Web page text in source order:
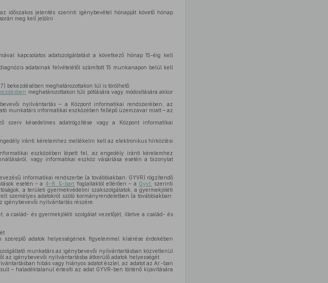
időszakos jelentés szerinti igénybevétel hónapját követő hónap
meg kell jelölni
kapcsolatos adatszolgáltatást a következő hónap 15-éig kell
adatainak felvételétől számított 15 munkanapon belül kell
bekezdésében meghatározottakon túl is törölhető.
meghatározottakon túli pótlására vagy módosítására akkor
nyilvántartás – a Központ informatikai rendszerében, az
munkatárs informatikai eszközében fellépő üzemzavar miatt – az
szerv késedelmes adatrögzítése vagy a Központ informatikai
iránti kérelemhez mellékelni kell az elektronikus hírközlési
eszközében lépett fel, az engedély iránti kérelemhez
vagy informatikai eszköz vásárlása esetén a bizonylat
informatikai rendszerbe (a továbbiakban: GYVR) rögzítendő
esetén – a 4–8. §-ban foglaltaktól eltérően – a Gyvt.
szerinti
a területi gyermekvédelmi szakszolgálatok, a gyermekjóléti
személyes adatokról szóló kormányrendeletben (a továbbiakban:
igénybevevői nyilvántartás részére.
a család- és gyermekjóléti szolgálat vezetőjét, illetve a család- és
adatok helyességének figyelemmel kísérése érdekében
munkatárs az igénybevevői nyilvántartásban közvetlenül
az igénybevevői nyilvántartásba átkerülő adatok helyességét.
hibás vagy hiányos adatot észlel, az adatot az Ar.-ban
– haladéktalanul értesíti az adat GYVR-ben történő kijavítására